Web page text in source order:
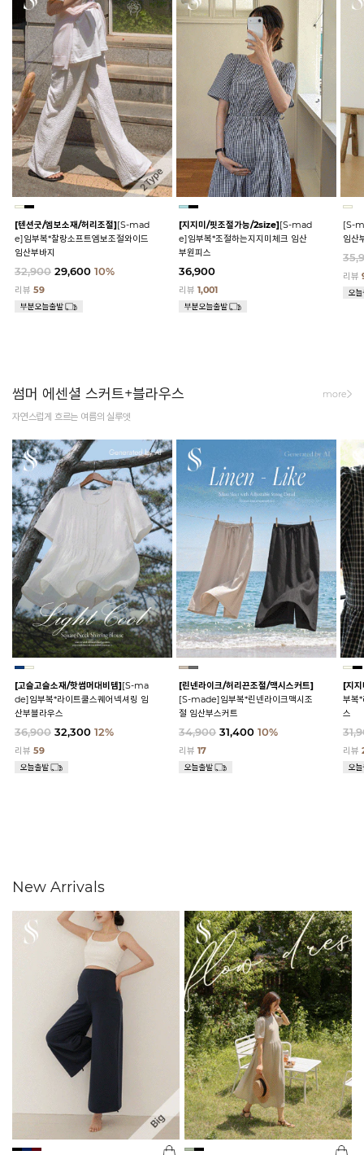
[텐션굿/엠보소재/허리조절][S-mad
e]임부복*찰랑소프트엠보조절와이드
임산부바지
32,900 29,600 10%
리뷰 59
[지지미/핏조절가능/2size][S-mad
e]임부복*조절하는지지미체크 임산
부원피스
36,900
리뷰1,001
[S-
임산
리뷰
썸머 에센셜 스커트+블라우스
자연스럽게 흐르는 여름의 실루엣
more
[고슬고슬소재/핫썸머대비템][S-ma
de]임부복*라이트쿨스퀘어넥셔링 임
산부블라우스
36,900 32,300 12%
리뷰 59
[린넨라이크/허리끈조절/맥시스커트]
[S-made]임부복*린넨라이크맥시조
절 임산부스커트
34,900 31,400 10%
리뷰17
[지
부복
스
리뷰
New Arrivals